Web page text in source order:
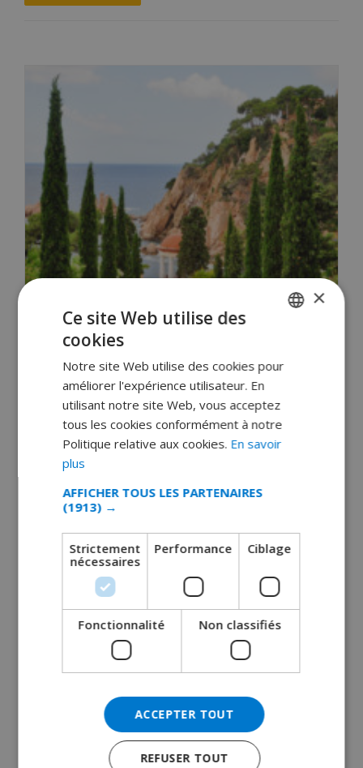
Running, randonnées et promenades à pied
à Blanes
février 18, 2018
Randonnée, marche à pied, running : il existe de
multiples possibilités pour découvrir la Costa…
LIRE LA SUITE
DUTCH
SPANISH
GERMAN
DANISH
×
Ce site Web utilise des
cookies
Notre site Web utilise des cookies pour
améliorer l'expérience utilisateur. En
utilisant notre site Web, vous acceptez
tous les cookies conformément à notre
Politique relative aux cookies. En savoir
plus
AFFICHER TOUS LES PARTENAIRES
(1913) →
Strictement
nécessaires
Performance Ciblage
Fonctionnalité Non classifiés
ACCEPTER TOUT
REFUSER TOUT